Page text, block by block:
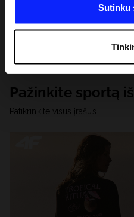
paslaugomis. Gavus Jūsų
Jūsų asmeninę informaciją
analitinius tyrimus, pritaikyti
partnerių siūlomus
skiltyje „Išsami informacija“.
Sutinku
Pažinkite sportą
Patikrinkite visus įrašus